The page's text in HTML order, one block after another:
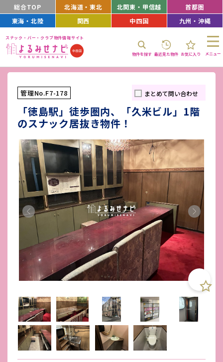
総合TOP 北海道・東北 北関東・甲信越
首都圏
東海・北陸
関西 中四国 九州・沖縄
スナック・バー・クラブ物件情報サイト
物件を探す 最近見た物件 お気に入り メニュー
管理No.F7-178 まとめて問い合わせ
「徳島駅」徒歩圏内、「久米ビル」1階
のスナック居抜き物件！